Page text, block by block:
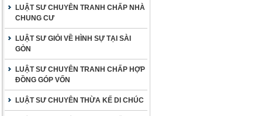
LUẬT SƯ CHUYÊN TRANH CHẤP NHÀ
CHUNG CƯ
LUẬT SƯ GIỎI VỀ HÌNH SỰ TẠI SÀI
GÒN
LUẬT SƯ CHUYÊN TRANH CHẤP HỢP
ĐỒNG GÓP VỐN
LUẬT SƯ CHUYÊN THỪA KẾ DI CHÚC